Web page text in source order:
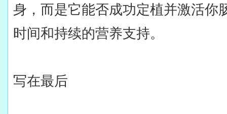
身，而是它能否成功定植并激活你
时间和持续的营养支持。
写在最后